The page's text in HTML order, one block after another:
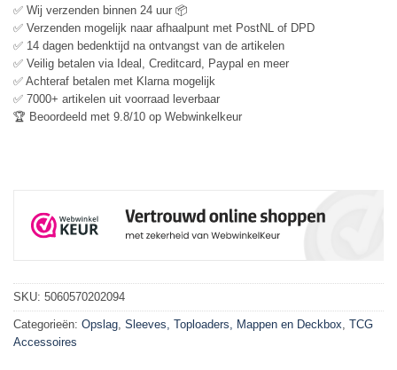
✅ Wij verzenden binnen 24 uur 📦
✅ Verzenden mogelijk naar afhaalpunt met PostNL of DPD
✅ 14 dagen bedenktijd na ontvangst van de artikelen
✅ Veilig betalen via Ideal, Creditcard, Paypal en meer
✅ Achteraf betalen met Klarna mogelijk
✅ 7000+ artikelen uit voorraad leverbaar
🏆 Beoordeeld met 9.8/10 op Webwinkelkeur
SKU: 5060570202094
Categorieën: Opslag Sleeves, Toploaders, Mappen en Deckbox TCG
Accessoires